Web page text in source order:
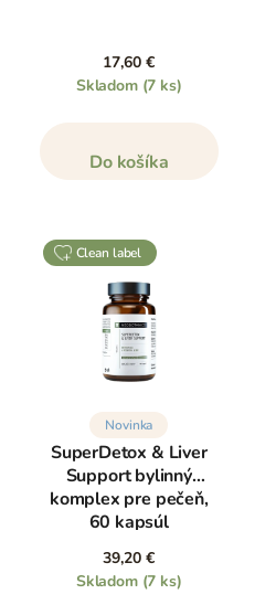
17,60 €
Skladom (7 ks)
Do košíka
clean label
Novinka
SuperDetox & Liver
Support bylinný
komplex pre pečeň,
60 kapsúl
39,20 €
Skladom (7 ks)